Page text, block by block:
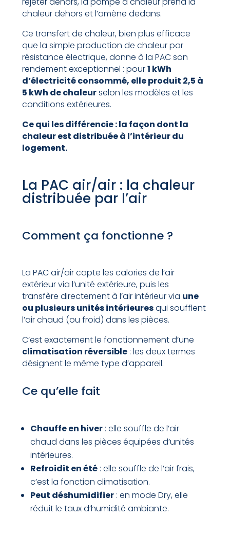
chaleur dehors et l’amène dedans.
Ce transfert de chaleur, bien plus efficace
que la simple production de chaleur par
résistance électrique, donne à la PAC son
rendement exceptionnel : pour1 kWh
d’électricité consommé, elle produit 2,5 à
5 kWh de chaleurselon les modèles et les
conditions extérieures.
Ce qui les différencie : la façon dont la
chaleur est distribuée à l’intérieur du
logement.
La PAC air/air : la chaleur
distribuée par l’air
Comment ça fonctionne ?
La PAC air/air capte les calories de l’air
extérieur via l’unité extérieure, puis les
transfère directement à l’air intérieur via une
ou plusieurs unités intérieuresqui soufflent
l’air chaud (ou froid) dans les pièces.
C’est exactement le fonctionnement d’une
climatisation réversible: les deux termes
désignent le même type d’appareil.
Ce qu’elle fait
Chauffe en hiver: elle souffle de l’air
chaud dans les pièces équipées d’unités
intérieures.
Refroidit en été: elle souffle de l’air frais,
c’est la fonction climatisation.
Peut déshumidifier: en mode Dry, elle
réduit le taux d’humidité ambiante.